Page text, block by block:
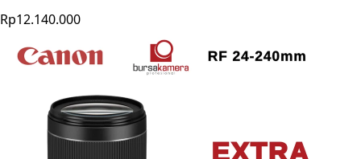
Rp12.140.000